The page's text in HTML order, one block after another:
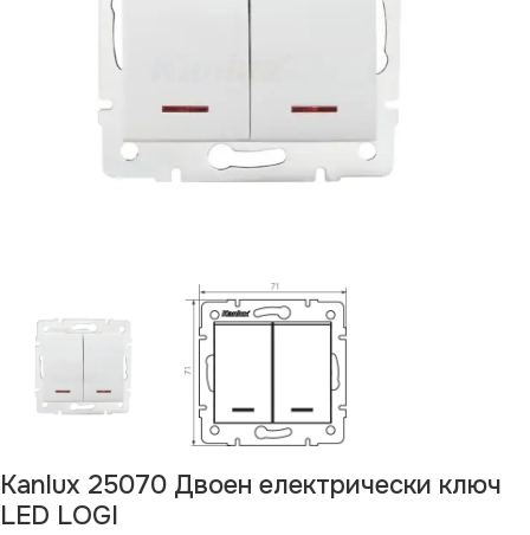
Kanlux 25070 Двоен електрически ключ
LED LOGI